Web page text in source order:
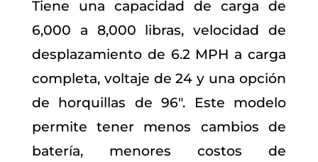
Tiene una capacidad de carga de
6,000 a 8,000 libras, velocidad de
desplazamiento de 6.2 MPH a carga
completa, voltaje de 24 y una opción
de horquillas de 96″. Este modelo
permite tener menos cambios de
batería, menores costos de